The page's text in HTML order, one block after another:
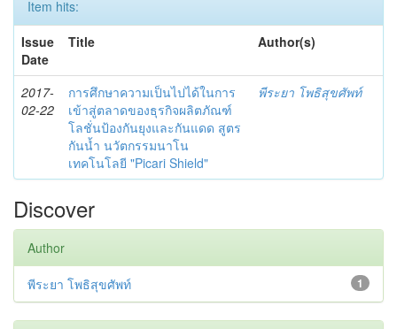
Item hits:
Issue
Date
Title Author(s)
2017-
02-22
การศึกษาความเป็นไปได้ในการ
เข้าสู่ตลาดของธุรกิจผลิตภัณฑ์
โลชั่นป้องกันยุงและกันแดด สูตร
กันน้ำ นวัตกรรมนาโน
เทคโนโลยี "Picari Shield"
พีระยา โพธิสุขศัพท์
Discover
Author
1
พีระยา โพธิสุขศัพท์